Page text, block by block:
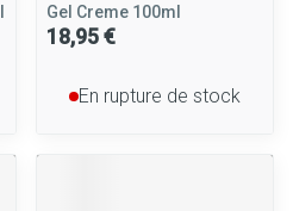
Gel Creme 100ml
18,95 €
En rupture de stock